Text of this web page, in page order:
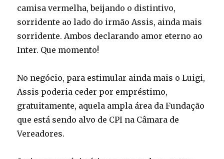
camisa vermelha, beijando o distintivo,
sorridente ao lado do irmão Assis, ainda mais
sorridente. Ambos declarando amor eterno ao
Inter. Que momento!
No negócio, para estimular ainda mais o Luigi,
Assis poderia ceder por empréstimo,
gratuitamente, aquela ampla área da Fundação
que está sendo alvo de CPI na Câmara de
Vereadores.